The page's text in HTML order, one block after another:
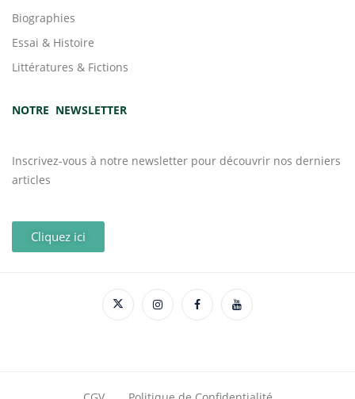
Biographies
Essai & Histoire
Littératures & Fictions
NOTRE NEWSLETTER
Inscrivez-vous à notre newsletter pour découvrir nos derniers
articles
Cliquez ici